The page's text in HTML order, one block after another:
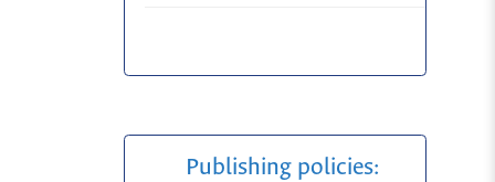
Publishing policies: